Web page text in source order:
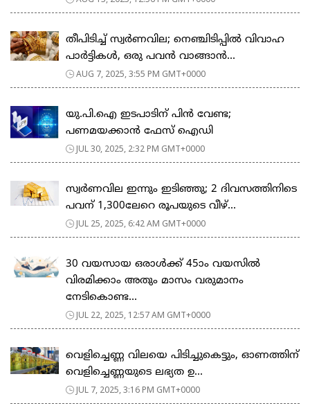
തീപിടിച്ച് സ്വർണവില; നെഞ്ചിടിപ്പിൽ വിവാഹ
പാർട്ടികൾ, ഒരു പവൻ വാങ്ങാൻ...
AUG 7, 2025, 3:55 PM GMT+0000
യു.പി.ഐ ഇടപാടിന് പിൻ വേണ്ട;
പണമയക്കാൻ ഫേസ് ഐഡി
JUL 30, 2025, 2:32 PM GMT+0000
സ്വർണവില ഇന്നും ഇടിഞ്ഞു; 2 ദിവസത്തിനിടെ
പവന് 1,300ലേറെ രൂപയുടെ വീഴ്...
JUL 25, 2025, 6:42 AM GMT+0000
30 വയസായ ഒരാൾക്ക് 45ാം വയസിൽ
വിരമിക്കാം അതും മാസം വരുമാനം
നേടികൊണ്ട...
JUL 22, 2025, 12:57 AM GMT+0000
വെളിച്ചെണ്ണ വിലയെ പിടിച്ചുകെട്ടും, ഓണത്തിന്
വെളിച്ചെണ്ണയുടെ ലഭ്യത ഉ...
JUL 7, 2025, 3:16 PM GMT+0000